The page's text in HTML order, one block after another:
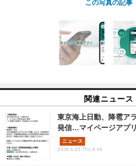
この写真の記事
関連ニュース
東京海上日動、降雹ア
発信…マイページアプ
ニュース
2026.6.25 Thu 6:49